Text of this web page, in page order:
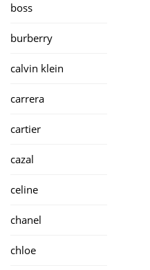
boss
burberry
calvin klein
carrera
cartier
cazal
celine
chanel
chloe